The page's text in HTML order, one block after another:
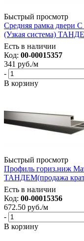
Быстрый просмотр
Средняя рамка двери
(Узкая система)
Есть в наличии
Код: 00-00015357
341 руб./м
-
В корзину
Быстрый просмотр
Профиль гориз.ниж
ТАНДЕМ(продажа
Есть в наличии
Код: 00-00015356
672.50 руб./м
-
В корзину